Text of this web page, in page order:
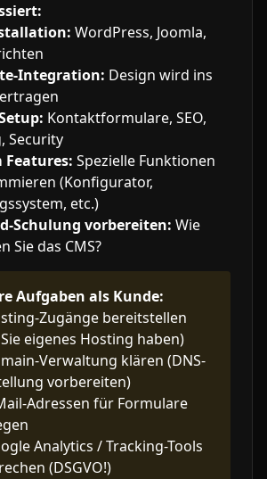
WordPress, Joomla,
Integration: Design wird ins
Kontaktformulare, SEO,
Security
Features: Spezielle Funktionen
(Konfigurator,
etc.)
Schulung vorbereiten: Wie
Sie das CMS?
Aufgaben als Kunde:
Zugänge bereitstellen
eigenes Hosting haben)
Verwaltung klären (DNS-
vorbereiten)
Adressen für Formulare
Analytics / Tracking-Tools
(DSGVO!)